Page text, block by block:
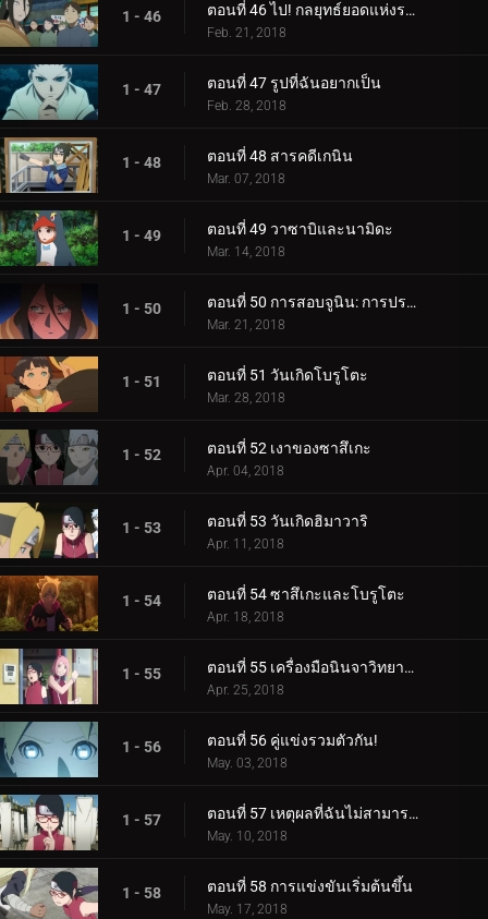
1 - 46 ตอนที่ 46 ไป! กลยุทธ์ยอดแห่งราตรี
Feb. 21, 2018
1 - 47 ตอนที่ 47 รูปที่ฉันอยากเป็น
Feb. 28, 2018
1 - 48 ตอนที่ 48 สารคดีเกนิน
Mar. 07, 2018
1 - 49 ตอนที่ 49 วาซาบิและนามิดะ
Mar. 14, 2018
1 - 50 ตอนที่ 50 การสอบจูนิน: การประชุมข้อเสนอแนะ
Mar. 21, 2018
1 - 51 ตอนที่ 51 วันเกิดโบรูโตะ
Mar. 28, 2018
1 - 52 ตอนที่ 52 เงาของซาสึเกะ
Apr. 04, 2018
1 - 53 ตอนที่ 53 วันเกิดฮิมาวาริ
Apr. 11, 2018
1 - 54 ตอนที่ 54 ซาสึเกะและโบรูโตะ
Apr. 18, 2018
1 - 55 ตอนที่ 55 เครื่องมือนินจาวิทยาศาสตร์
Apr. 25, 2018
1 - 56 ตอนที่ 56 คู่แข่งรวมตัวกัน!
May. 03, 2018
1 - 57 ตอนที่ 57 เหตุผลที่ฉันไม่สามารถสูญเสีย
May. 10, 2018
1 - 58 ตอนที่ 58 การแข่งขันเริ่มต้นขึ้น
May. 17, 2018